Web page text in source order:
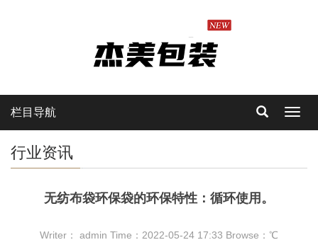
栏目导航
行业资讯
无纺布袋环保袋的环保特性：循环使用。
Writer： admin Time：2022-05-24 17:33 Browse： ℃